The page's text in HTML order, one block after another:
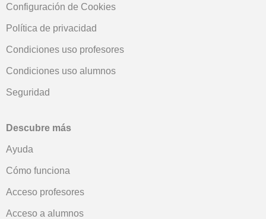
Configuración de Cookies
Política de privacidad
Condiciones uso profesores
Condiciones uso alumnos
Seguridad
Descubre más
Ayuda
Cómo funciona
Acceso profesores
Acceso a alumnos